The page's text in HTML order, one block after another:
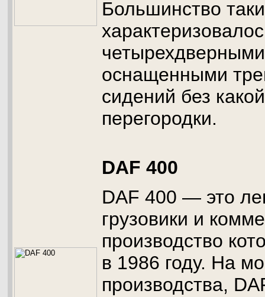
Большинство
оснащенными
сидений без
перегородки.
DAF 400
DAF 400 — это
грузовики и
производство
в 1986 году. На
производства,